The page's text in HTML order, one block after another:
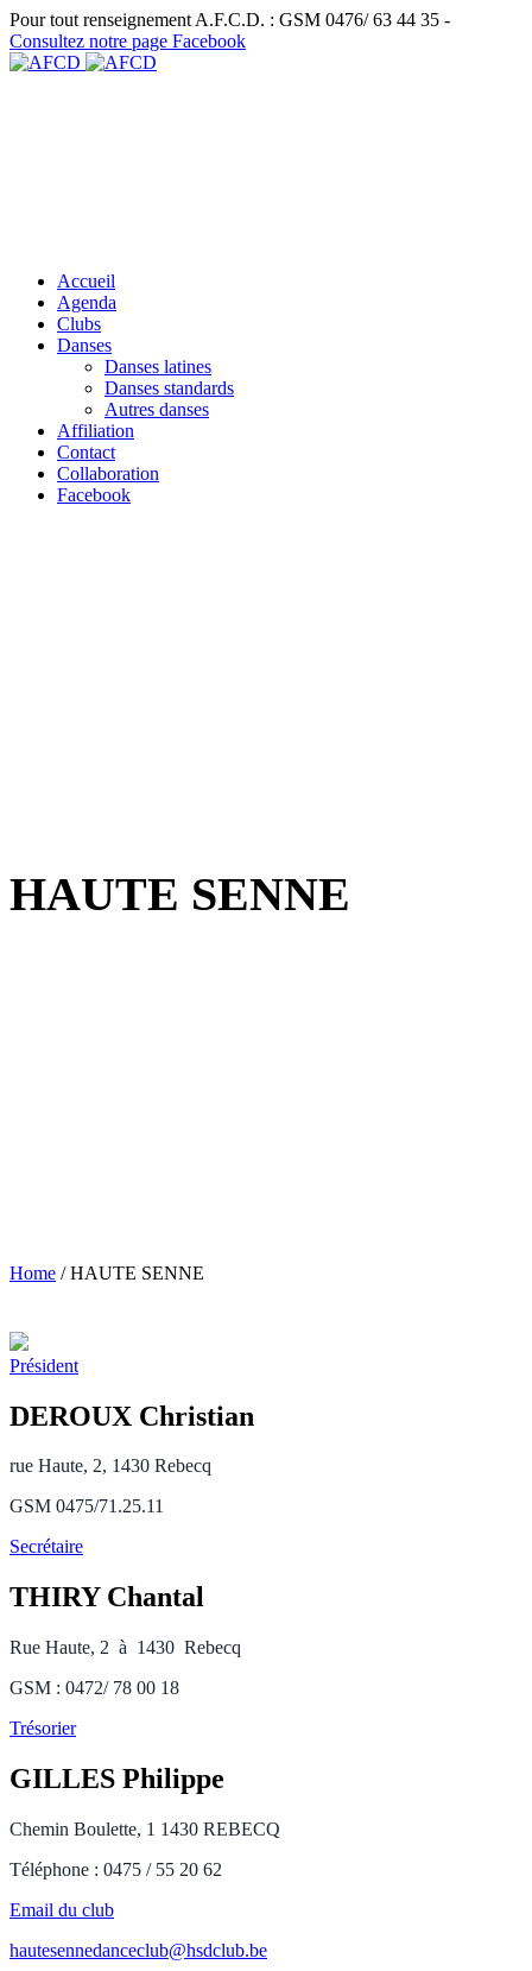
Pour tout renseignement A.F.C.D. : GSM 0476/ 63 44 35 -
Consultez notre page Facebook
Accueil
Agenda
Clubs
Danses
Danses latines
Danses standards
Autres danses
Affiliation
Contact
Collaboration
Facebook
HAUTE SENNE
Home /HAUTE SENNE
Président
DEROUX Christian
rue Haute, 2, 1430 Rebecq
GSM 0475/71.25.11
Secrétaire
THIRY Chantal
Rue Haute, 2 à 1430 Rebecq
GSM : 0472/ 78 00 18
Trésorier
GILLES Philippe
Chemin Boulette, 1 1430 REBECQ
Téléphone : 0475 / 55 20 62
Email du club
hautesennedanceclub@hsdclub.be